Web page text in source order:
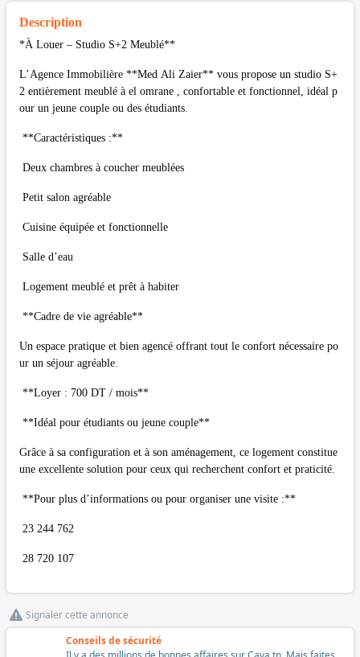
Description
*À Louer – Studio S+2 Meublé**
L’Agence Immobilière **Med Ali Zaier** vous propose un studio S+
2 entièrement meublé à el omrane , confortable et fonctionnel, idéal p
our un jeune couple ou des étudiants.
**Caractéristiques :**
Deux chambres à coucher meublées
Petit salon agréable
Cuisine équipée et fonctionnelle
Salle d’eau
Logement meublé et prêt à habiter
**Cadre de vie agréable**
Un espace pratique et bien agencé offrant tout le confort nécessaire po
ur un séjour agréable.
**Loyer : 700 DT / mois**
**Idéal pour étudiants ou jeune couple**
Grâce à sa configuration et à son aménagement, ce logement constitue
une excellente solution pour ceux qui recherchent confort et praticité.
**Pour plus d’informations ou pour organiser une visite :**
23 244 762
28 720 107
Signaler cette annonce
Conseils de sécurité